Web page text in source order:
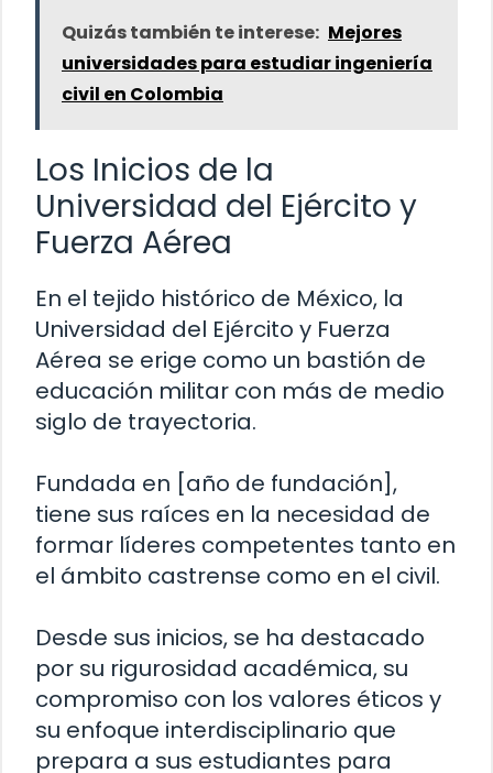
Quizás también te interese: Mejores
universidades para estudiar ingeniería
civil en Colombia
Los Inicios de la
Universidad del Ejército y
Fuerza Aérea
En el tejido histórico de México, la
Universidad del Ejército y Fuerza
Aérea se erige como un bastión de
educación militar con más de medio
siglo de trayectoria.
Fundada en [año de fundación],
tiene sus raíces en la necesidad de
formar líderes competentes tanto en
el ámbito castrense como en el civil.
Desde sus inicios, se ha destacado
por su rigurosidad académica, su
compromiso con los valores éticos y
su enfoque interdisciplinario que
prepara a sus estudiantes para